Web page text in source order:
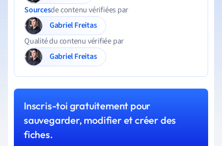
Sourcesde contenu vérifiées par
Gabriel Freitas
Qualité du contenu vérifiée par
Gabriel Freitas
Inscris-toi gratuitement pour
sauvegarder, modifier et créer des
fiches.